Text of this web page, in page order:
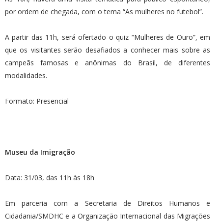
por ordem de chegada, com o tema “As mulheres no futebol”.
A partir das 11h, será ofertado o quiz “Mulheres de Ouro”, em
que os visitantes serão desafiados a conhecer mais sobre as
campeãs famosas e anônimas do Brasil, de diferentes
modalidades.
Formato: Presencial
Museu da Imigração
Data: 31/03, das 11h às 18h
Em parceria com a Secretaria de Direitos Humanos e
Cidadania/SMDHC e a Organização Internacional das Migrações